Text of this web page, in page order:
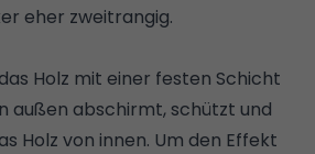
eher zweitrangig.
Holz mit einer festen Schicht
außen abschirmt, schützt und
Holz von innen. Um den Effekt